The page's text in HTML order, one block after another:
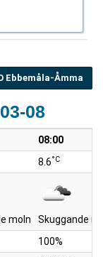
Ebbemåla-Åmma
08
08:00
8.6°C
moln
Skuggande
100%